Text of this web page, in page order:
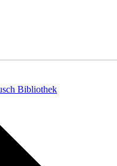
Bibliothek